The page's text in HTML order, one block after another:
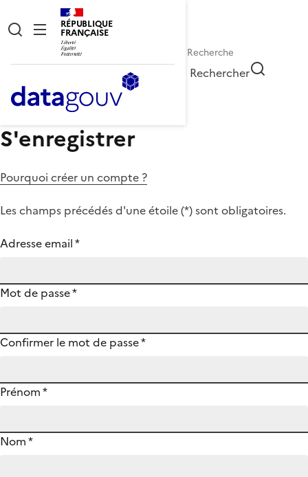
RÉPUBLIQUE
FRANÇAISE
Rechercher
S'enregistrer
Pourquoi créer un compte ?
Les champs précédés d'une étoile (*) sont obligatoires.
Adresse email*
Mot de passe*
Confirmer le mot de passe*
Prénom*
Nom*